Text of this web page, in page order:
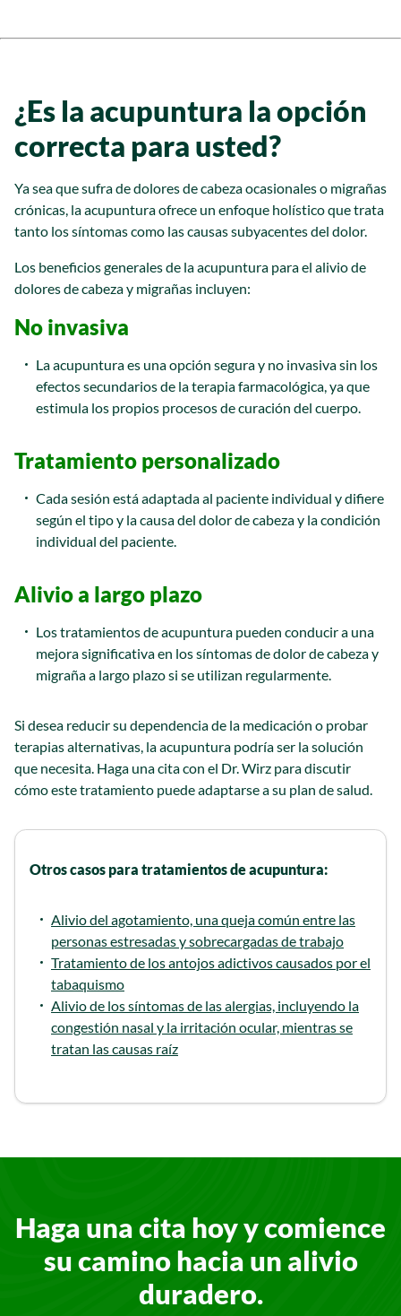
¿Es la acupuntura la opción
correcta para usted?
Ya sea que sufra de dolores de cabeza ocasionales o migrañas
crónicas, la acupuntura ofrece un enfoque holístico que trata
tanto los síntomas como las causas subyacentes del dolor.
Los beneficios generales de la acupuntura para el alivio de
dolores de cabeza y migrañas incluyen:
No invasiva
La acupuntura es una opción segura y no invasiva sin los
efectos secundarios de la terapia farmacológica, ya que
estimula los propios procesos de curación del cuerpo.
Tratamiento personalizado
Cada sesión está adaptada al paciente individual y difiere
según el tipo y la causa del dolor de cabeza y la condición
individual del paciente.
Alivio a largo plazo
Los tratamientos de acupuntura pueden conducir a una
mejora significativa en los síntomas de dolor de cabeza y
migraña a largo plazo si se utilizan regularmente.
Si desea reducir su dependencia de la medicación o probar
terapias alternativas, la acupuntura podría ser la solución
que necesita. Haga una cita con el Dr. Wirz para discutir
cómo este tratamiento puede adaptarse a su plan de salud.
Otros casos para tratamientos de acupuntura:
Alivio del agotamiento, una queja común entre las
personas estresadas y sobrecargadas de trabajo
Tratamiento de los antojos adictivos causados por el
tabaquismo
Alivio de los síntomas de las alergias, incluyendo la
congestión nasal y la irritación ocular, mientras se
tratan las causas raíz
Haga una cita hoy y comience
su camino hacia un alivio
duradero.